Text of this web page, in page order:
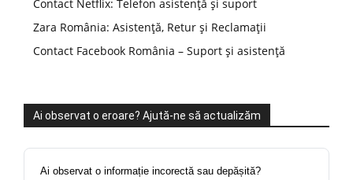
Contact Netflix: Telefon asistență și suport
Zara România: Asistență, Retur și Reclamații
Contact Facebook România – Suport și asistență
Ai observat o eroare? Ajută-ne să actualizăm
Ai observat o informație incorectă sau depășită?